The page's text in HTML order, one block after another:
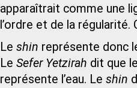
apparaîtrait comme une
l’ordre et de la régularité.
Le shin représente donc
Le Sefer Yetzirah dit que
représente l’eau. Le shin